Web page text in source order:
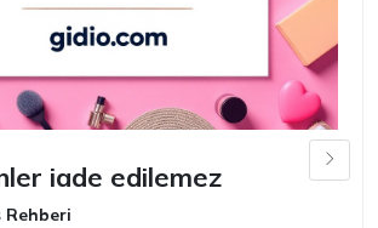
iade edilemez
Rehberi